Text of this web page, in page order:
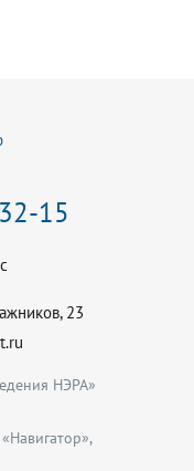
15
23
НЭРА»